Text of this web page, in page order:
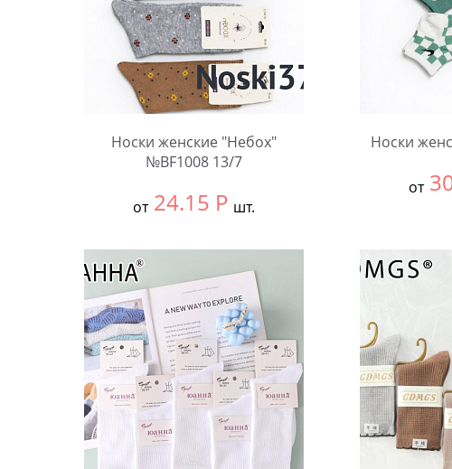
Носки женские "Небох"
№BF1008 13/7
от 24.15 Р шт.
В упаковке:
10 шт.
Количество:
Носки
от
В упаковке: